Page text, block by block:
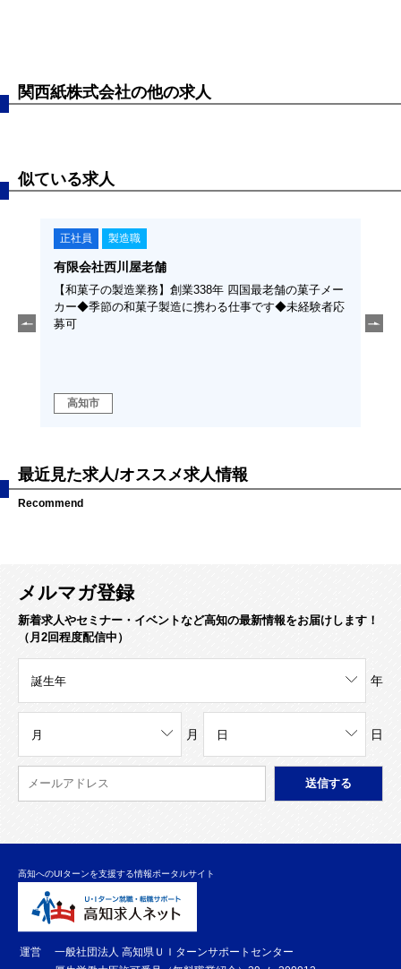
関西紙株式会社の他の求人
似ている求人
正社員 製造職
有限会社西川屋老舗
【和菓子の製造業務】創業338年 四国最老舗の菓子メー
カー◆季節の和菓子製造に携わる仕事です◆未経験者応
募可
高知市
機械
最近見た求人/オススメ求人情報
Recommend
メルマガ登録
新着求人やセミナー・イベントなど高知の最新情報をお届けします！
（月2回程度配信中）
年
月 日
高知へのUIターンを支援する情報ポータルサイト
運営
一般社団法人 高知県ＵＩターンサポートセンター